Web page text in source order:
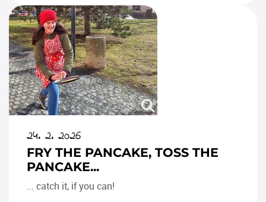
24. 2. 2026
FRY THE PANCAKE, TOSS THE
PANCAKE...
... catch it, if you can!